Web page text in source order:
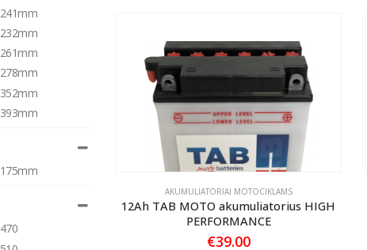
AKUMULIATORIAI MOTOCIKLAMS
12Ah TAB MOTO akumuliatorius HIGH
PERFORMANCE
€39.00
241mm
232mm
261mm
278mm
352mm
393mm
175mm
470